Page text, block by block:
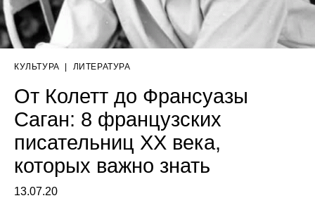
КУЛЬТУРА ЛИТЕРАТУРА
От Колетт до Франсуазы
Саган: 8 французских
писательниц XX века,
которых важно знать
13.07.20